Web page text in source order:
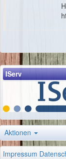
IServ
Aktionen
Impressum